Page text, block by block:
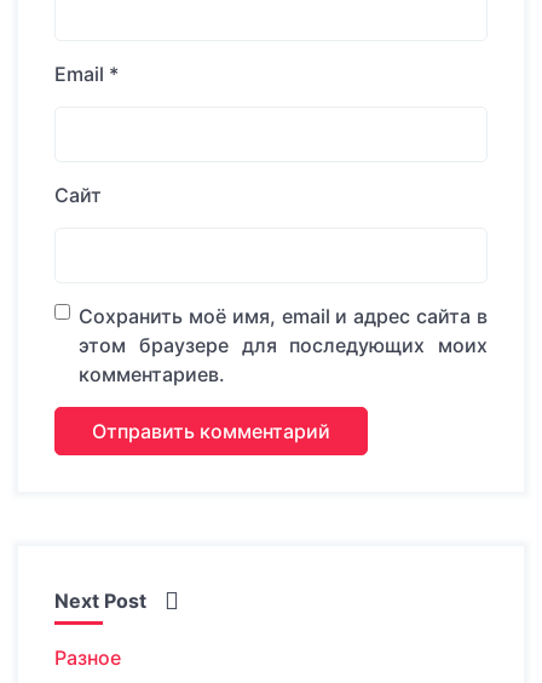
Email *
Сайт
Сохранить моё имя, email и адрес сайта в
этом браузере для последующих моих
комментариев.
Next Post
Разное